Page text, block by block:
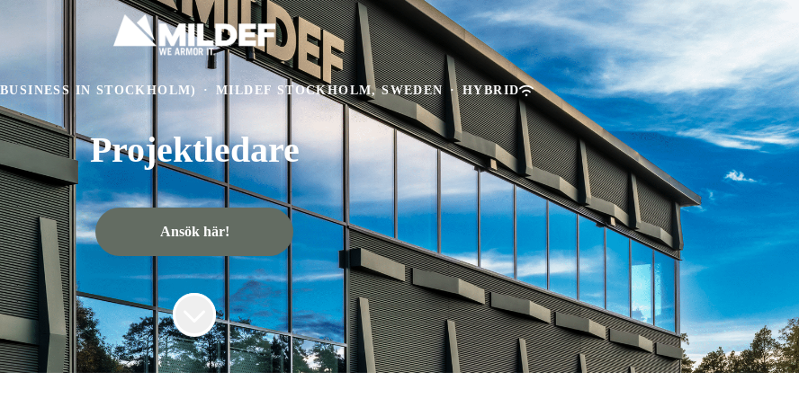
IN STOCKHOLM) · MILDEF STOCKHOLM, SWEDEN · HYBRID
Projektledare
Ansök här!